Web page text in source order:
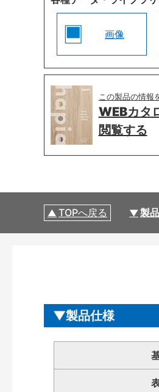
画像
この製品の情報
WEBカタ
閲覧する
TOPへ戻る 製
製品仕様